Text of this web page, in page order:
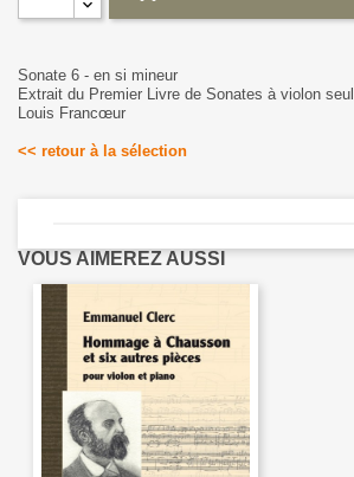
Sonate 6 - en si mineur
Extrait du Premier Livre de Sonates à violon seul
Louis Francœur
<< retour à la sélection
VOUS AIMEREZ AUSSI